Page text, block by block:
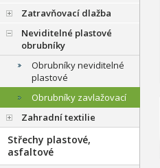
Zatravňovací dlažba
Neviditelné plastové
obrubníky
Obrubníky neviditelné
plastové
Obrubníky zavlažovací
Zahradní textilie
Střechy plastové,
asfaltové